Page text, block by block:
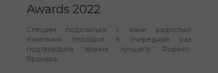
Awards 2022
Спешим поделиться с вами радостью!
Компания InstaSpot в очередной раз
подтвердила звание лучшего Форекс-
брокера.